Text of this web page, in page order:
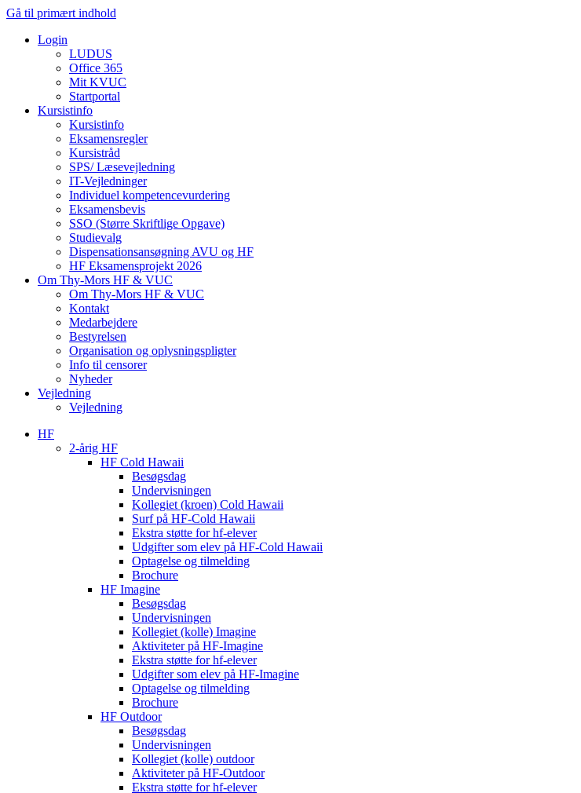
Gå til primært indhold
Login
LUDUS
Office 365
Mit KVUC
Startportal
Kursistinfo
Kursistinfo
Eksamensregler
Kursistråd
SPS/ Læsevejledning
IT-Vejledninger
Individuel kompetencevurdering
Eksamensbevis
SSO (Større Skriftlige Opgave)
Studievalg
Dispensationsansøgning AVU og HF
HF Eksamensprojekt 2026
Om Thy-Mors HF & VUC
Om Thy-Mors HF & VUC
Kontakt
Medarbejdere
Bestyrelsen
Organisation og oplysningspligter
Info til censorer
Nyheder
Vejledning
Vejledning
HF
2-årig HF
HF Cold Hawaii
Besøgsdag
Undervisningen
Kollegiet (kroen) Cold Hawaii
Surf på HF-Cold Hawaii
Ekstra støtte for hf-elever
Udgifter som elev på HF-Cold Hawaii
Optagelse og tilmelding
Brochure
HF Imagine
Besøgsdag
Undervisningen
Kollegiet (kolle) Imagine
Aktiviteter på HF-Imagine
Ekstra støtte for hf-elever
Udgifter som elev på HF-Imagine
Optagelse og tilmelding
Brochure
HF Outdoor
Besøgsdag
Undervisningen
Kollegiet (kolle) outdoor
Aktiviteter på HF-Outdoor
Ekstra støtte for hf-elever